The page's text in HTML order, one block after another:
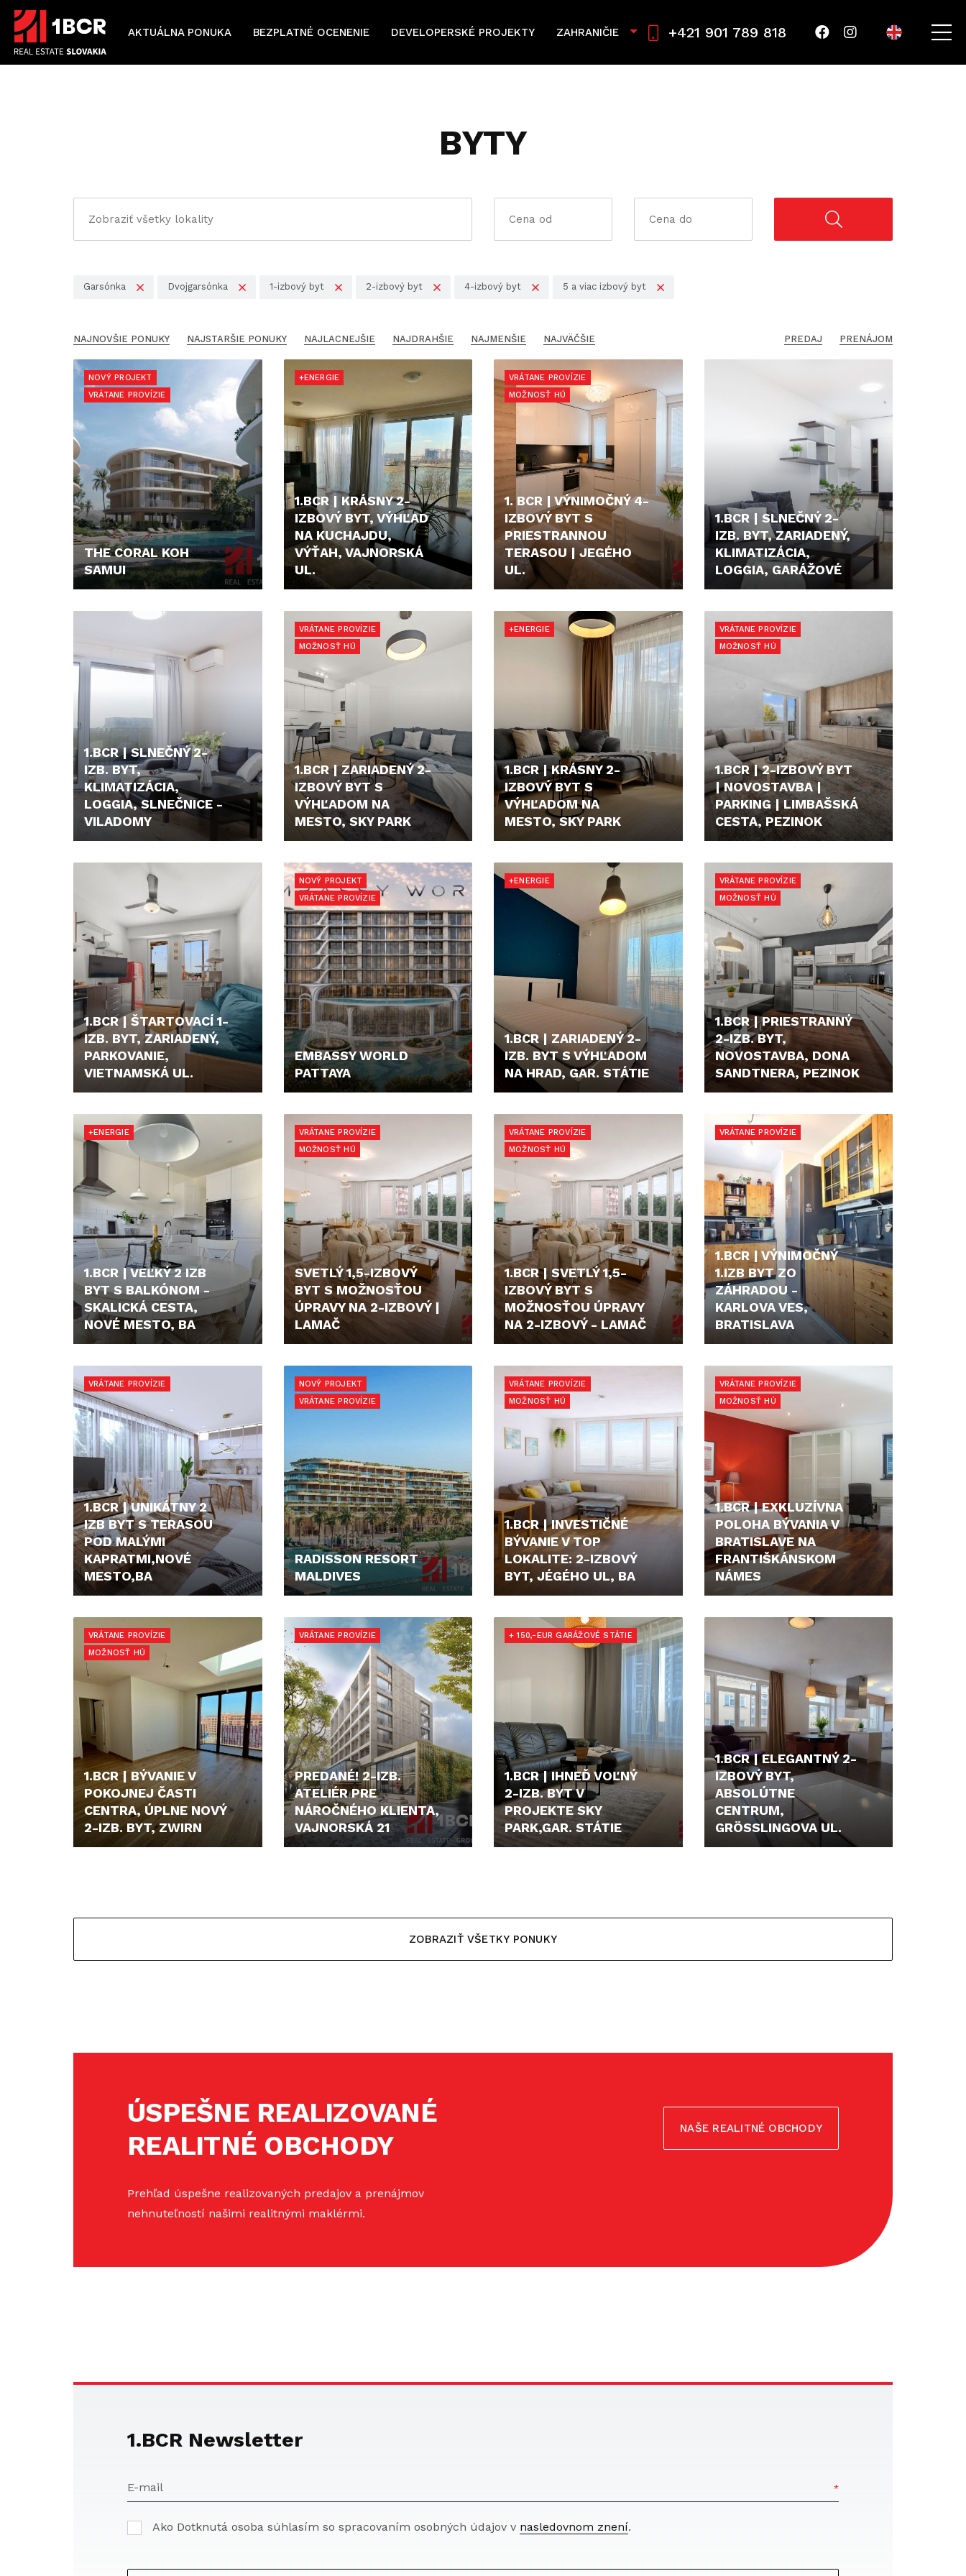
AKTUÁLNA PONUKA BEZPLATNÉ OCENENIE DEVELOPERSKÉ PROJEKTY ZAHRANIČIE +421 901 789 818
BYTY
Garsónka Dvojgarsónka 1-izbový byt 2-izbový byt 4-izbový byt 5 a viac izbový byt
NAJNOVŠIE PONUKY NAJSTARŠIE PONUKY NAJLACNEJŠIE NAJDRAHŠIE NAJMENŠIE NAJVÄČŠIE PREDAJ PRENÁJOM
NOVÝ PROJEKT
VRÁTANE PROVÍZIE
THE CORAL KOH
SAMUI
+ENERGIE
1.BCR | KRÁSNY 2-
IZBOVÝ BYT, VÝHĽAD
NA KUCHAJDU,
VÝŤAH, VAJNORSKÁ
UL.
VRÁTANE PROVÍZIE
MOŽNOSŤ HÚ
1. BCR | VÝNIMOČNÝ 4-
IZBOVÝ BYT S
PRIESTRANNOU
TERASOU | JEGÉHO
UL.
1.BCR | SLNEČNÝ 2-
IZB. BYT, ZARIADENÝ,
KLIMATIZÁCIA,
LOGGIA, GARÁŽOVÉ
1.BCR | SLNEČNÝ 2-
IZB. BYT,
KLIMATIZÁCIA,
LOGGIA, SLNEČNICE -
VILADOMY
VRÁTANE PROVÍZIE
MOŽNOSŤ HÚ
1.BCR | ZARIADENÝ 2-
IZBOVÝ BYT S
VÝHĽADOM NA
MESTO, SKY PARK
+ENERGIE
1.BCR | KRÁSNY 2-
IZBOVÝ BYT S
VÝHĽADOM NA
MESTO, SKY PARK
VRÁTANE PROVÍZIE
MOŽNOSŤ HÚ
1.BCR | 2-IZBOVÝ BYT
| NOVOSTAVBA |
PARKING | LIMBAŠSKÁ
CESTA, PEZINOK
1.BCR | ŠTARTOVACÍ 1-
IZB. BYT, ZARIADENÝ,
PARKOVANIE,
VIETNAMSKÁ UL.
NOVÝ PROJEKT
VRÁTANE PROVÍZIE
EMBASSY WORLD
PATTAYA
+ENERGIE
1.BCR | ZARIADENÝ 2-
IZB. BYT S VÝHĽADOM
NA HRAD, GAR. STÁTIE
VRÁTANE PROVÍZIE
MOŽNOSŤ HÚ
1.BCR | PRIESTRANNÝ
2-IZB. BYT,
NOVOSTAVBA, DONA
SANDTNERA, PEZINOK
+ENERGIE
1.BCR | VEĽKÝ 2 IZB
BYT S BALKÓNOM -
SKALICKÁ CESTA,
NOVÉ MESTO, BA
VRÁTANE PROVÍZIE
MOŽNOSŤ HÚ
SVETLÝ 1,5-IZBOVÝ
BYT S MOŽNOSŤOU
ÚPRAVY NA 2-IZBOVÝ |
LAMAČ
VRÁTANE PROVÍZIE
MOŽNOSŤ HÚ
1.BCR | SVETLÝ 1,5-
IZBOVÝ BYT S
MOŽNOSŤOU ÚPRAVY
NA 2-IZBOVÝ - LAMAČ
VRÁTANE PROVÍZIE
1.BCR | VÝNIMOČNÝ
1.IZB BYT ZO
ZÁHRADOU -
KARLOVA VES,
BRATISLAVA
VRÁTANE PROVÍZIE
1.BCR | UNIKÁTNY 2
IZB BYT S TERASOU
POD MALÝMI
KAPRATMI,NOVÉ
MESTO,BA
NOVÝ PROJEKT
VRÁTANE PROVÍZIE
RADISSON RESORT
MALDIVES
VRÁTANE PROVÍZIE
MOŽNOSŤ HÚ
1.BCR | INVESTIČNÉ
BÝVANIE V TOP
LOKALITE: 2-IZBOVÝ
BYT, JÉGÉHO UL, BA
VRÁTANE PROVÍZIE
MOŽNOSŤ HÚ
1.BCR | EXKLUZÍVNA
POLOHA BÝVANIA V
BRATISLAVE NA
FRANTIŠKÁNSKOM
NÁMES
VRÁTANE PROVÍZIE
MOŽNOSŤ HÚ
1.BCR | BÝVANIE V
POKOJNEJ ČASTI
CENTRA, ÚPLNE NOVÝ
2-IZB. BYT, ZWIRN
VRÁTANE PROVÍZIE
PREDANÉ! 2-IZB.
ATELIÉR PRE
NÁROČNÉHO KLIENTA,
VAJNORSKÁ 21
+ 150,-EUR GARÁŽOVÉ STÁTIE
1.BCR | IHNEĎ VOĽNÝ
2-IZB. BYT V
PROJEKTE SKY
PARK,GAR. STÁTIE
1.BCR | ELEGANTNÝ 2-
IZBOVÝ BYT,
ABSOLÚTNE
CENTRUM,
GRÖSSLINGOVA UL.
ZOBRAZIŤ VŠETKY PONUKY
ÚSPEŠNE REALIZOVANÉ
REALITNÉ OBCHODY
Prehľad úspešne realizovaných predajov a prenájmov
nehnuteľností našimi realitnými maklérmi.
NAŠE REALITNÉ OBCHODY
1.BCR Newsletter
E-mail
Ako Dotknutá osoba súhlasím so spracovaním osobných údajov v nasledovnom znení.